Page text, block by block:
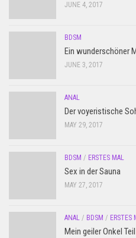
JUNE 4, 2017
BDSM
Ein wunderschöner
JUNE 3, 2017
ANAL
Der voyeristische
MAY 29, 2017
BDSM / ERSTES MAL
Sex in der Sauna
MAY 27, 2017
ANAL / BDSM / ERSTES
Mein geiler Onkel